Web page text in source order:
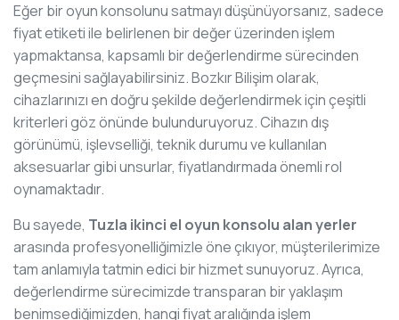
Eğer bir oyun konsolunu satmayı düşünüyorsanız, sadece
fiyat etiketi ile belirlenen bir değer üzerinden işlem
yapmaktansa, kapsamlı bir değerlendirme sürecinden
geçmesini sağlayabilirsiniz. Bozkır Bilişim olarak,
cihazlarınızı en doğru şekilde değerlendirmek için çeşitli
kriterleri göz önünde bulunduruyoruz. Cihazın dış
görünümü, işlevselliği, teknik durumu ve kullanılan
aksesuarlar gibi unsurlar, fiyatlandırmada önemli rol
oynamaktadır.
Bu sayede, Tuzla ikinci el oyun konsolu alan yerler
arasında profesyonelliğimizle öne çıkıyor, müşterilerimize
tam anlamıyla tatmin edici bir hizmet sunuyoruz. Ayrıca,
değerlendirme sürecimizde transparan bir yaklaşım
benimsediğimizden, hangi fiyat aralığında işlem